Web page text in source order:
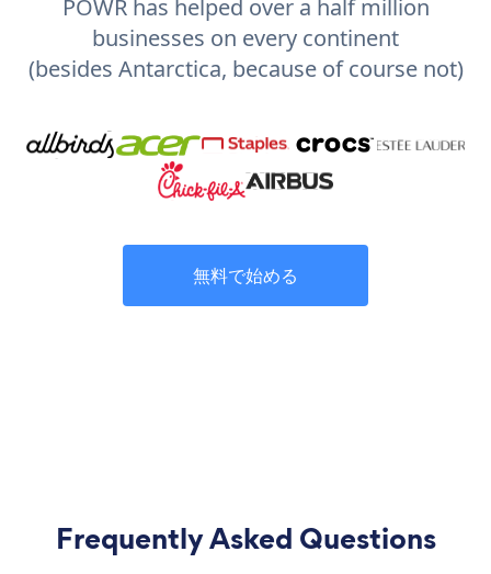
POWR has helped over a half million
businesses on every continent
(besides Antarctica, because of course not)
無料で始める
Frequently Asked Questions